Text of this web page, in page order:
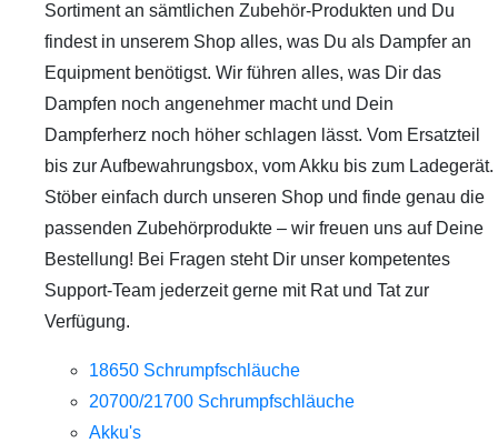
Sortiment an sämtlichen Zubehör-Produkten und Du
findest in unserem Shop alles, was Du als Dampfer an
Equipment benötigst. Wir führen alles, was Dir das
Dampfen noch angenehmer macht und Dein
Dampferherz noch höher schlagen lässt. Vom Ersatzteil
bis zur Aufbewahrungsbox, vom Akku bis zum Ladegerät.
Stöber einfach durch unseren Shop und finde genau die
passenden Zubehörprodukte – wir freuen uns auf Deine
Bestellung! Bei Fragen steht Dir unser kompetentes
Support-Team jederzeit gerne mit Rat und Tat zur
Verfügung.
18650 Schrumpfschläuche
20700/21700 Schrumpfschläuche
Akku's